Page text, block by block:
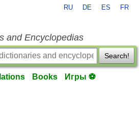
RU DE ES FR
and Encyclopedias
Search!
Books Игры ⚽